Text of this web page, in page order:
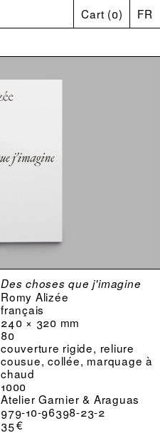
Cart (0) FR
Des choses que j'imagine
Romy Alizée
français
240 × 320 mm
80
couverture rigide, reliure
cousue, collée, marquage à
chaud
1000
Atelier Garnier & Araguas
979-10-96398-23-2
35 €